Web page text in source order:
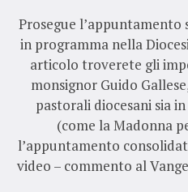
Prosegue
in programma nella
articolo troverete gli
monsignor Guido
pastorali diocesani sia
(come la Madonna
l’appuntamento
video – commento al